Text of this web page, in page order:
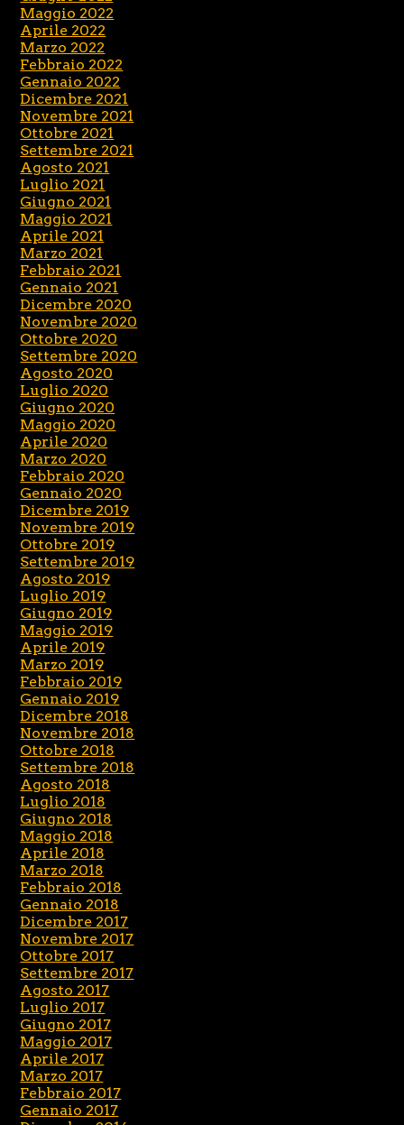
Maggio 2022
Aprile 2022
Marzo 2022
Febbraio 2022
Gennaio 2022
Dicembre 2021
Novembre 2021
Ottobre 2021
Settembre 2021
Agosto 2021
Luglio 2021
Giugno 2021
Maggio 2021
Aprile 2021
Marzo 2021
Febbraio 2021
Gennaio 2021
Dicembre 2020
Novembre 2020
Ottobre 2020
Settembre 2020
Agosto 2020
Luglio 2020
Giugno 2020
Maggio 2020
Aprile 2020
Marzo 2020
Febbraio 2020
Gennaio 2020
Dicembre 2019
Novembre 2019
Ottobre 2019
Settembre 2019
Agosto 2019
Luglio 2019
Giugno 2019
Maggio 2019
Aprile 2019
Marzo 2019
Febbraio 2019
Gennaio 2019
Dicembre 2018
Novembre 2018
Ottobre 2018
Settembre 2018
Agosto 2018
Luglio 2018
Giugno 2018
Maggio 2018
Aprile 2018
Marzo 2018
Febbraio 2018
Gennaio 2018
Dicembre 2017
Novembre 2017
Ottobre 2017
Settembre 2017
Agosto 2017
Luglio 2017
Giugno 2017
Maggio 2017
Aprile 2017
Marzo 2017
Febbraio 2017
Gennaio 2017